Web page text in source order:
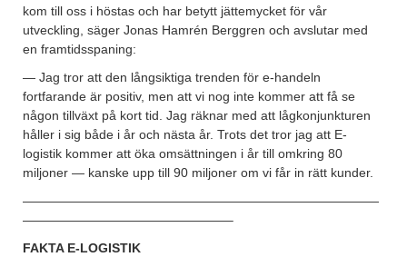
kom till oss i höstas och har betytt jättemycket för vår
utveckling, säger Jonas Hamrén Berggren och avslutar med
en framtidsspaning:
— Jag tror att den långsiktiga trenden för e-handeln
fortfarande är positiv, men att vi nog inte kommer att få se
någon tillväxt på kort tid. Jag räknar med att lågkonjunkturen
håller i sig både i år och nästa år. Trots det tror jag att E-
logistik kommer att öka omsättningen i år till omkring 80
miljoner — kanske upp till 90 miljoner om vi får in rätt kunder.
————————————————————————————
————————————————–
FAKTA E-LOGISTIK